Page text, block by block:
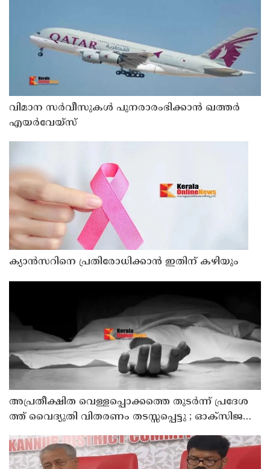
വിമാന സര്‍വീസുകള്‍ പുനരാരംഭിക്കാന്‍ ഖത്തര്‍
എയര്‍വേയ്‌സ്
ക്യാൻസറിനെ പ്രതിരോധിക്കാൻ ഇതിന് കഴിയും
അ​പ്ര​തീ​ക്ഷി​ത വെ​ള്ള​പ്പൊ​ക്ക​ത്തെ തു​ട​ർ​ന്ന് പ്ര​ദേ​ശ​
ത്ത് വൈ​ദ്യു​തി വി​ത​ര​ണം ത​ട​സ്സ​പ്പെ​ട്ടു ; ഓക്സിജൻ
കോൺസെൻട്രേറ്റർ നിലച്ച് രോഗി മരിച്ചു